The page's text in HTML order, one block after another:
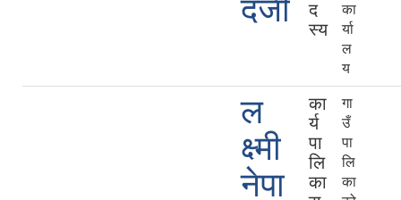
दर्जी
द
स्य
का
र्या
ल
य
ल
क्ष्मी
नेपा
का
र्य
पा
लि
का
गा
उँ
पा
लि
का